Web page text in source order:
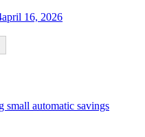
april 16, 2026